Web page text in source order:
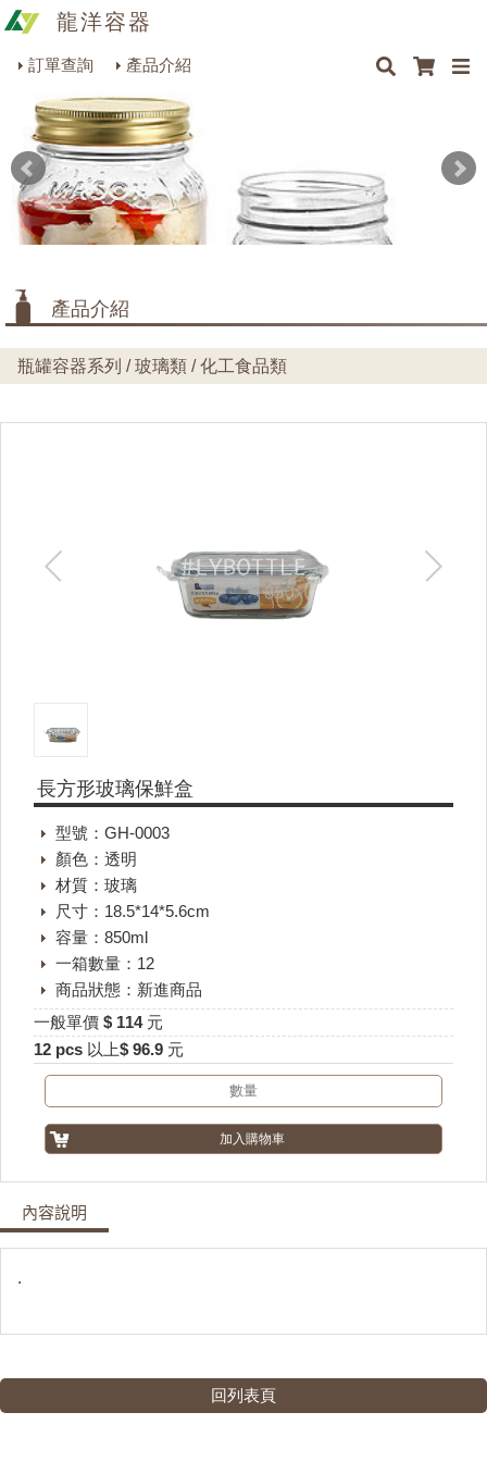
龍洋容器
訂單查詢
產品介紹
商品搜尋
烘焙器皿系列
餐飲器具系列
生活雜貨系列
美容用品系列
最新消息 聯絡我們
產品介紹
瓶罐容器系列 / 玻璃類 / 化工食品類
長方形玻璃保鮮盒
型號：GH-0003
顏色：透明
材質：玻璃
尺寸：18.5*14*5.6cm
容量：850ml
一箱數量：12
商品狀態：新進商品
一般單價 $ 114 元
12 pcs 以上$ 96.9 元
內容說明
.
回列表頁